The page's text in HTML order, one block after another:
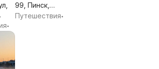
•
99, Пинск,
Брестская обл.
Путешествия•